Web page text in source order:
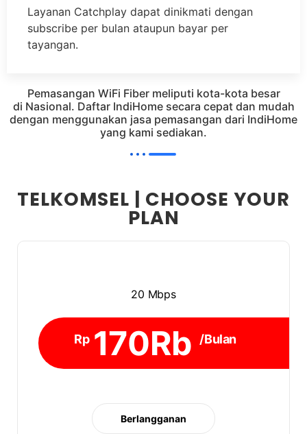
Layanan Catchplay dapat dinikmati dengan
subscribe per bulan ataupun bayar per
tayangan.
Pemasangan WiFi Fiber meliputi kota-kota besar
di Nasional. Daftar IndiHome secara cepat dan mudah
dengan menggunakan jasa pemasangan dari IndiHome
yang kami sediakan.
TELKOMSEL | CHOOSE YOUR
PLAN
20 Mbps
Rp 170Rb /Bulan
Berlangganan